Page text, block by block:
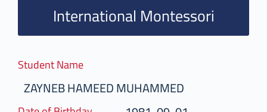
International Montessori
Student Name
ZAYNEB HAMEED MUHAMMED